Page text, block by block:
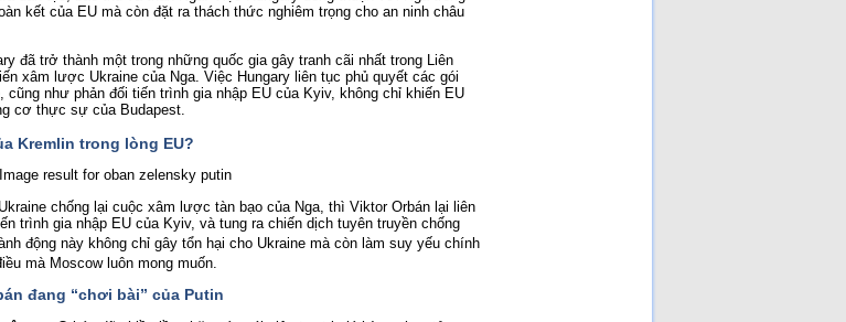
kết của EU mà còn đặt ra thách thức nghiêm trọng cho an ninh châu
đã trở thành một trong những quốc gia gây tranh cãi nhất trong Liên
xâm lược Ukraine của Nga. Việc Hungary liên tục phủ quyết các gói
như phản đối tiến trình gia nhập EU của Kyiv, không chỉ khiến EU
cơ thực sự của Budapest.
Kremlin trong lòng EU?
chống lại cuộc xâm lược tàn bạo của Nga, thì Viktor Orbán lại liên
trình gia nhập EU của Kyiv, và tung ra chiến dịch tuyên truyền chống
động này không chỉ gây tổn hại cho Ukraine mà còn làm suy yếu chính
mà Moscow luôn mong muốn.
đang “chơi bài” của Putin